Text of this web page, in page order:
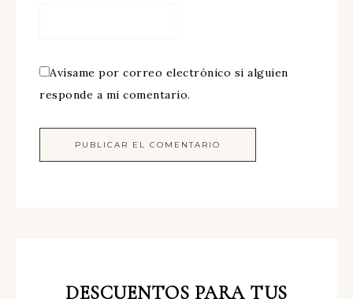
Avísame por correo electrónico si alguien
responde a mi comentario.
DESCUENTOS PARA TUS